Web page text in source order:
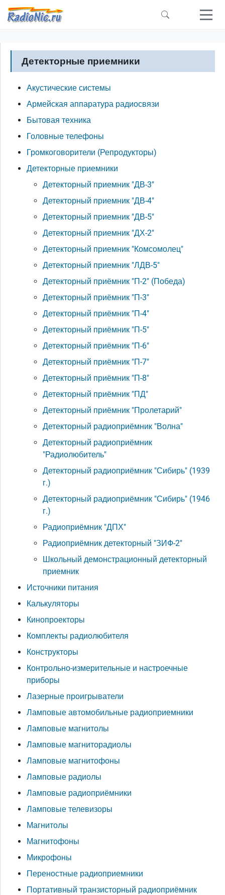
Перейти к основному содержанию
Детекторные приемники
Акустические системы
Армейская аппаратура радиосвязи
Бытовая техника
Головные телефоны
Громкоговорители (Репродукторы)
Детекторные приемники
Детекторный приемник "ДВ-3"
Детекторный приемник "ДВ-4"
Детекторный приемник "ДВ-5"
Детекторный приемник "ДХ-2"
Детекторный приемник "Комсомолец"
Детекторный приемник "ЛДВ-5"
Детекторный приёмник "П-2" (Победа)
Детекторный приёмник "П-3"
Детекторный приёмник "П-4"
Детекторный приёмник "П-5"
Детекторный приёмник "П-6"
Детекторный приёмник "П-7"
Детекторный приёмник "П-8"
Детекторный приёмник "ПД"
Детекторный приёмник "Пролетарий"
Детекторный радиоприёмник "Волна"
Детекторный радиоприёмник
"Радиолюбитель"
Детекторный радиоприёмник "Сибирь" (1939
г.)
Детекторный радиоприёмник "Сибирь" (1946
г.)
Радиоприёмник "ДПХ"
Радиоприёмник детекторный "ЗИФ-2"
Школьный демонстрационный детекторный
приемник
Источники питания
Калькуляторы
Кинопроекторы
Комплекты радиолюбителя
Конструкторы
Контрольно-измерительные и настроечные
приборы
Лазерные проигрыватели
Ламповые автомобильные радиоприемники
Ламповые магнитолы
Ламповые магниторадиолы
Ламповые магнитофоны
Ламповые радиолы
Ламповые радиоприёмники
Ламповые телевизоры
Магнитолы
Магнитофоны
Микрофоны
Переностные радиоприемники
Портативный транзисторный радиоприёмник